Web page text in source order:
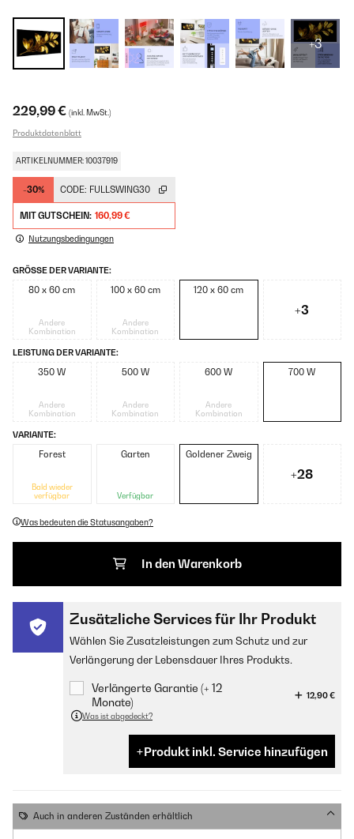
+3
229,99 € (inkl. MwSt.)
Produktdatenblatt
ARTIKELNUMMER: 10037919
-30% CODE: FULLSWING30
MIT GUTSCHEIN: 160,99 €
Nutzungsbedingungen
GRÖSSE DER VARIANTE:
80 x 60 cm
Andere
Kombination
100 x 60 cm
Andere
Kombination
120 x 60 cm
+3
LEISTUNG DER VARIANTE:
350 W
Andere
Kombination
500 W
Andere
Kombination
600 W
Andere
Kombination
700 W
VARIANTE:
Forest
Bald wieder
verfügbar
Garten
Verfügbar
Goldener Zweig
+28
Was bedeuten die Statusangaben?
In den Warenkorb
Zusätzliche Services für Ihr Produkt
Wählen Sie Zusatzleistungen zum Schutz und zur
Verlängerung der Lebensdauer Ihres Produkts.
Verlängerte Garantie (+ 12
Monate)
12,90 €
Was ist abgedeckt?
Produkt inkl. Service hinzufügen
Auch in anderen Zuständen erhältlich